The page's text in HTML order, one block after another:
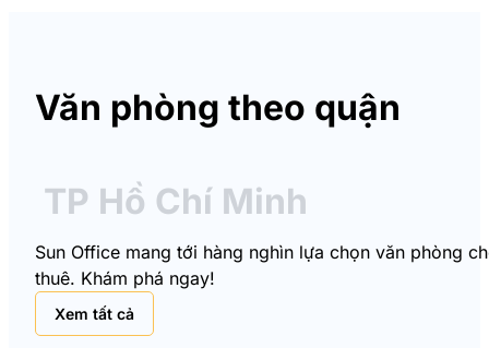
Văn phòng theo quận
TP Hồ Chí Minh
Sun Office mang tới hàng nghìn lựa chọn văn phòng
thuê. Khám phá ngay!
Xem tất cả